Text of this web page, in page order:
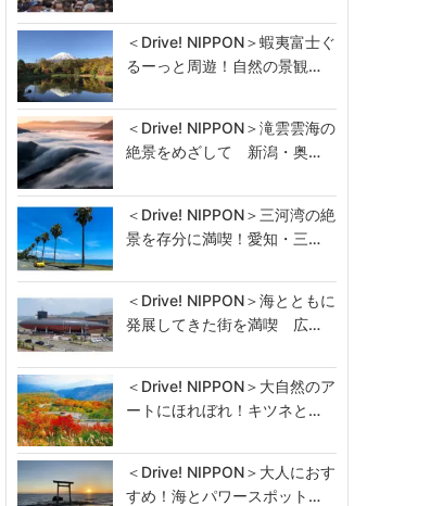
＜Drive! NIPPON＞蝦夷富士ぐ
るーっと周遊！自然の景観…
＜Drive! NIPPON＞滝雲雲海の
絶景をめざして 新潟・奥…
＜Drive! NIPPON＞三河湾の絶
景を存分に満喫！愛知・三…
＜Drive! NIPPON＞海とともに
発展してきた街を満喫 広…
＜Drive! NIPPON＞大自然のア
ートにほれぼれ！キツネと…
＜Drive! NIPPON＞大人におす
すめ！海とパワースポット…